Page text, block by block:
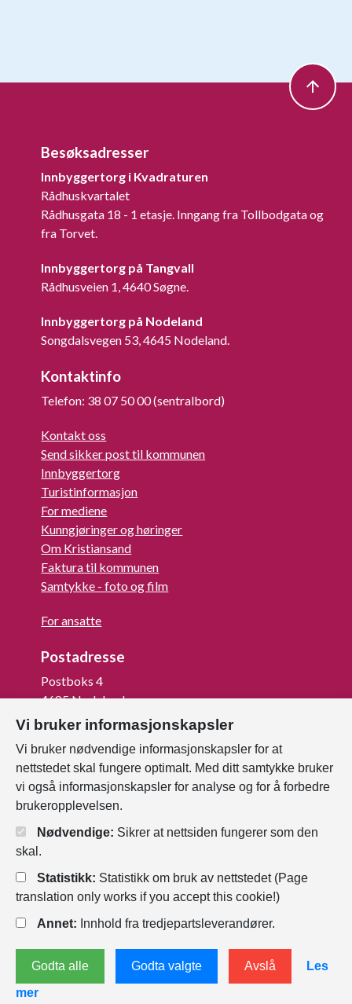
Besøksadresser
Innbyggertorg i Kvadraturen
Rådhuskvartalet
Rådhusgata 18 - 1 etasje. Inngang fra Tollbodgata og
fra Torvet.
Innbyggertorg på Tangvall
Rådhusveien 1, 4640 Søgne.
Innbyggertorg på Nodeland
Songdalsvegen 53, 4645 Nodeland.
Kontaktinfo
Telefon: 38 07 50 00 (sentralbord)
Kontakt oss
Send sikker post til kommunen
Innbyggertorg
Turistinformasjon
For mediene
Kunngjøringer og høringer
Om Kristiansand
Faktura til kommunen
Samtykke - foto og film
For ansatte
Postadresse
Postboks 4
4685 Nodeland
Org.nr: 820 852 982
Last ned vår innbygger -app
Personvernerklæring
Endre
informasjonskapsler
Vi bruker informasjonskapsler
Vi bruker nødvendige informasjonskapsler for at
nettstedet skal fungere optimalt. Med ditt samtykke bruker
vi også informasjonskapsler for analyse og for å forbedre
brukeropplevelsen.
Nødvendige: Sikrer at nettsiden fungerer som den
skal.
Statistikk: Statistikk om bruk av nettstedet (Page
translation only works if you accept this cookie!)
Annet: Innhold fra tredjepartsleverandører.
Godta alle Godta valgte Avslå
Les
mer